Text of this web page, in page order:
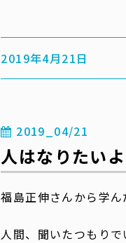
2019年4月21日
2019_04/21
人はなりたい
福島正伸さんから学ん
人間、聞いたつもり